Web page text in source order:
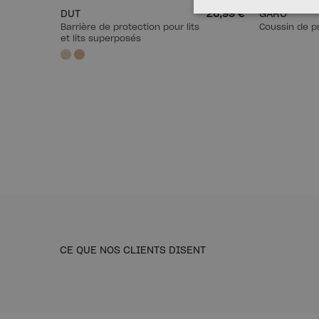
DUT
Barrière de protection pour lits
et lits superposés
26,99 € GARO
Coussin de
CE QUE NOS CLIENTS DISENT